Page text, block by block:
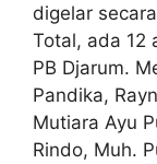
digelar
Total, ada 12
PB Djarum.
Pandika,
Mutiara Ayu
Rindo, Muh.